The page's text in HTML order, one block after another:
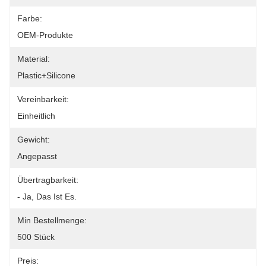
Farbe:
OEM-Produkte
Material:
Plastic+silicone
Vereinbarkeit:
Einheitlich
Gewicht:
Angepasst
Übertragbarkeit:
- Ja, Das Ist Es.
Min Bestellmenge:
500 Stück
Preis: